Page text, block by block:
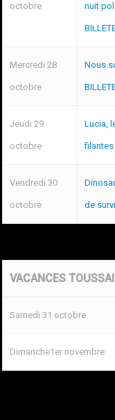
octobre nuit
Mercredi 28
octobre
Nous
Jeudi 29
octobre
Lucia,
filantes
Vendredi 30
octobre de
VACANCES
Samedi 31 octobre
Dimanche1er novembre